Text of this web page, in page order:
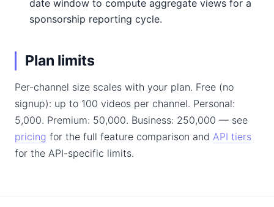
date window to compute aggregate views for a
sponsorship reporting cycle.
Plan limits
Per-channel size scales with your plan. Free (no
signup): up to 100 videos per channel. Personal:
5,000. Premium: 50,000. Business: 250,000 — see
pricing for the full feature comparison and API tiers
for the API-specific limits.